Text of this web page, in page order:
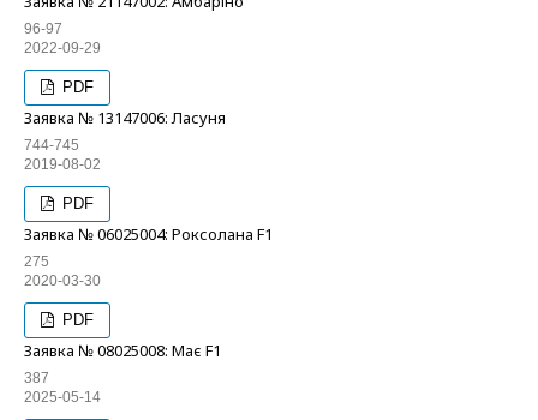
96-97
2022-09-29
PDF
Заявка № 13147006: Ласуня
744-745
2019-08-02
PDF
Заявка № 06025004: Роксолана F1
275
2020-03-30
PDF
Заявка № 08025008: Має F1
387
2025-05-14